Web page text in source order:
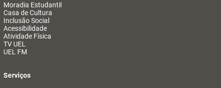
Moradia Estudantil
Casa de Cultura
Inclusão Social
Acessibilidade
Atividade Física
TV UEL
UEL FM
Serviços